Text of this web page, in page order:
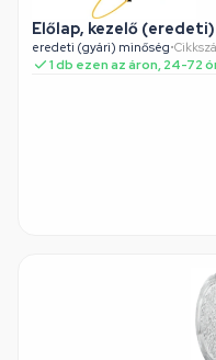
Előlap, kezelő
eredeti (gyári) minőség•
1 db ezen az áron, 24-72